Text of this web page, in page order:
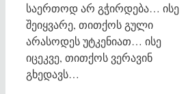
საერთოდ არ გჭირდება… ისე
შეიყვარე, თითქოს გული
არასოდეს უტკენიათ… ისე
იცეკვე, თითქოს ვერავინ
გხედავს…